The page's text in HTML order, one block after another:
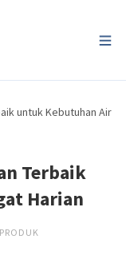
untuk Kebutuhan Air
Terbaik
Harian
PRODUK